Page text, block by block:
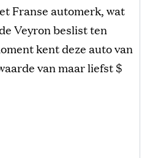
Franse automerk, wat
Veyron beslist ten
kent deze auto van
van maar liefst $